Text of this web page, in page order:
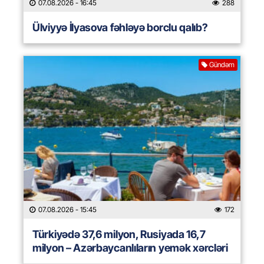
07.08.2026 - 16:45 288
Ülviyyə İlyasova fəhləyə borclu qalıb?
Gündəm
07.08.2026 - 15:45 172
Türkiyədə 37,6 milyon, Rusiyada 16,7
milyon – Azərbaycanlıların yemək xərcləri